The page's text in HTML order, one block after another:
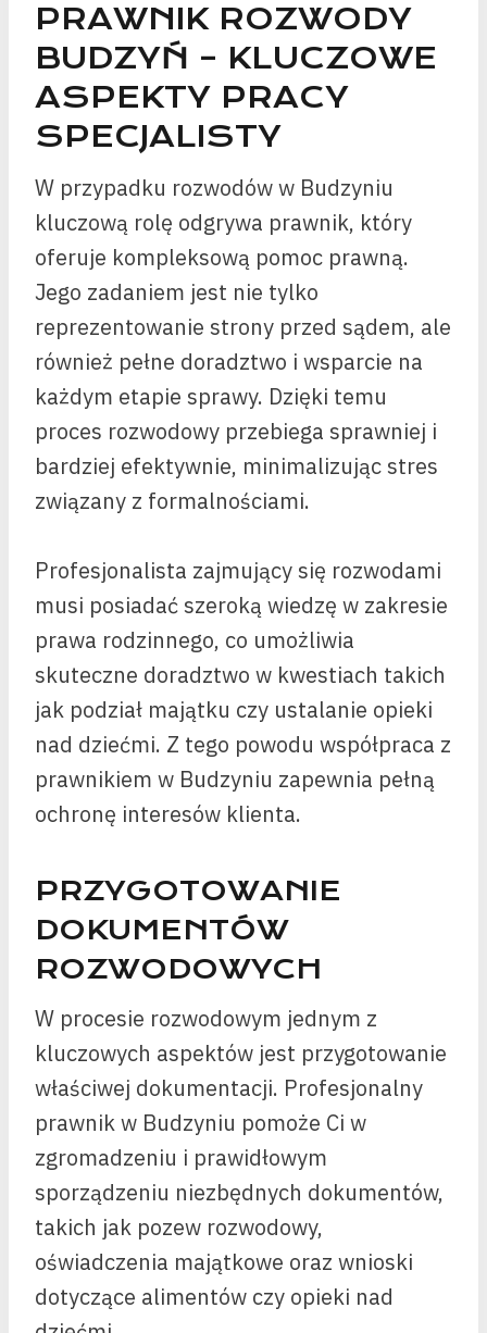
PRAWNIK ROZWODY
BUDZYŃ – KLUCZOWE
ASPEKTY PRACY
SPECJALISTY
W przypadku rozwodów w Budzyniu
kluczową rolę odgrywa prawnik, który
oferuje kompleksową pomoc prawną.
Jego zadaniem jest nie tylko
reprezentowanie strony przed sądem, ale
również pełne doradztwo i wsparcie na
każdym etapie sprawy. Dzięki temu
proces rozwodowy przebiega sprawniej i
bardziej efektywnie, minimalizując stres
związany z formalnościami.
Profesjonalista zajmujący się rozwodami
musi posiadać szeroką wiedzę w zakresie
prawa rodzinnego, co umożliwia
skuteczne doradztwo w kwestiach takich
jak podział majątku czy ustalanie opieki
nad dziećmi. Z tego powodu współpraca z
prawnikiem w Budzyniu zapewnia pełną
ochronę interesów klienta.
PRZYGOTOWANIE
DOKUMENTÓW
ROZWODOWYCH
W procesie rozwodowym jednym z
kluczowych aspektów jest przygotowanie
właściwej dokumentacji. Profesjonalny
prawnik w Budzyniu pomoże Ci w
zgromadzeniu i prawidłowym
sporządzeniu niezbędnych dokumentów,
takich jak pozew rozwodowy,
oświadczenia majątkowe oraz wnioski
dotyczące alimentów czy opieki nad